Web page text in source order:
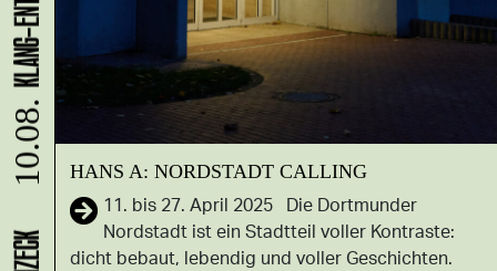
HANS A: NORDSTADT CALLING
11. bis 27. April 2025 Die Dortmunder
Nordstadt ist ein Stadtteil voller Kontraste:
dicht bebaut, lebendig und voller Geschichten.
10.08.